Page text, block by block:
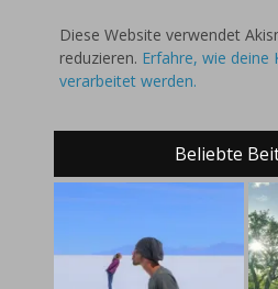
Diese Website verwendet
reduzieren. Erfahre, wie
verarbeitet werden.
Beliebte